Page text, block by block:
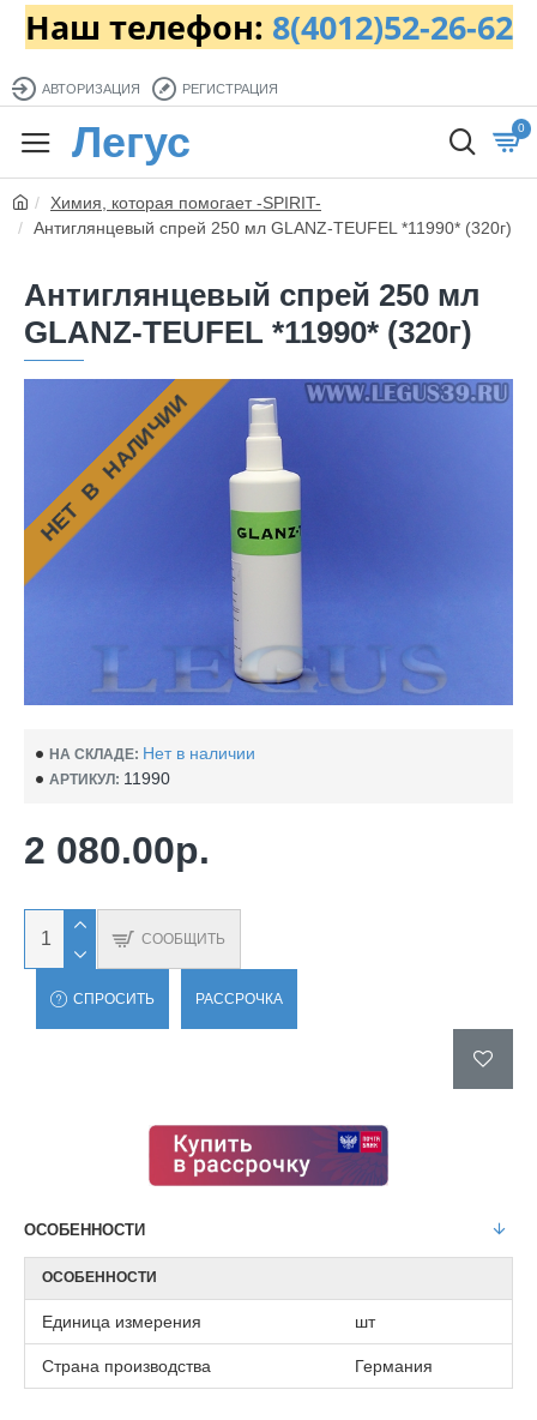
Наш телефон: 8(4012)52-26-62
АВТОРИЗАЦИЯ РЕГИСТРАЦИЯ
Легус 0
Химия, которая помогает -SPIRIT-
Антиглянцевый спрей 250 мл GLANZ-TEUFEL *11990* (320г)
Антиглянцевый спрей 250 мл
GLANZ-TEUFEL *11990* (320г)
НЕТ В НАЛИЧИИ
НА СКЛАДЕ: Нет в наличии
АРТИКУЛ: 11990
2 080.00р.
СООБЩИТЬ
СПРОСИТЬ РАССРОЧКА
ОСОБЕННОСТИ
ОСОБЕННОСТИ
Единица измерения шт
Страна производства Германия